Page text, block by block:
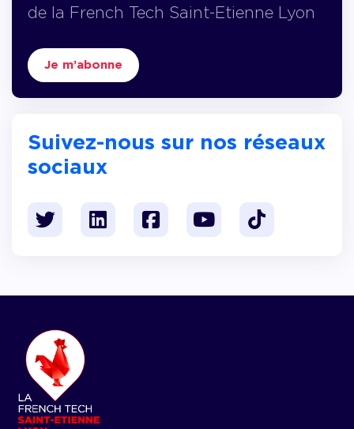
de la French Tech Saint-Etienne Lyon
Je m’abonne
Suivez-nous sur nos réseaux
sociaux